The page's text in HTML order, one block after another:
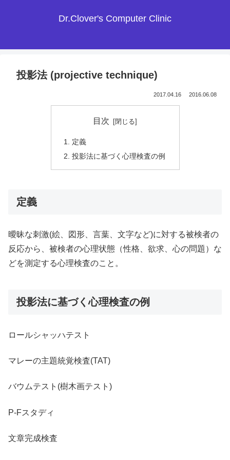
Dr.Clover's Computer Clinic
投影法 (projective technique)
2017.04.16 2016.06.08
目次
定義
投影法に基づく心理検査の例
定義
曖昧な刺激(絵、図形、言葉、文字など)に対する被検者の
反応から、被検者の心理状態（性格、欲求、心の問題）な
どを測定する心理検査のこと。
投影法に基づく心理検査の例
ロールシャッハテスト
マレーの主題統覚検査(TAT)
バウムテスト(樹木画テスト)
P-Fスタディ
文章完成検査